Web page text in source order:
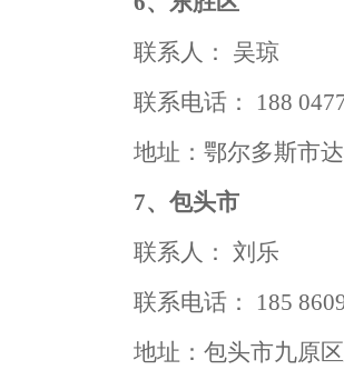
联系人：
吴琼
联系电话：
188
地址：鄂尔多斯市
7、包头市
联系人： 刘乐
联系电话：
185
地址：包头市九原